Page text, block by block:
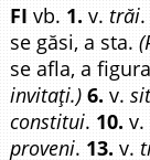
FI vb. 1. v.trăi
se găsi, a sta.
se afla, a
invitați.) 6. v.
constitui. 10. v.
proveni. 13. v.